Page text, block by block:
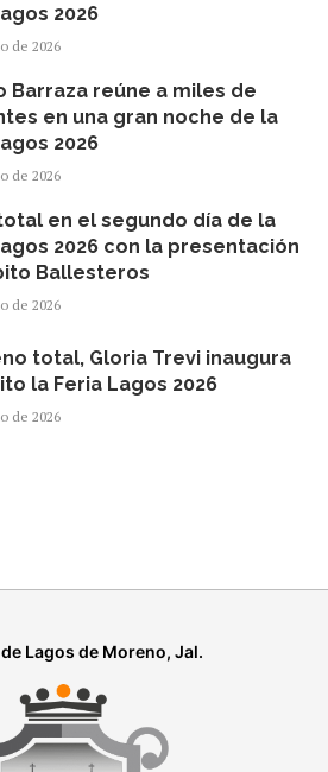
2026
de 2026
Barraza reúne a miles de
en una gran noche de la
2026
de 2026
en el segundo día de la
2026 con la presentación
Ballesteros
de 2026
total, Gloria Trevi inaugura
la Feria Lagos 2026
de 2026
Lagos de Moreno, Jal.